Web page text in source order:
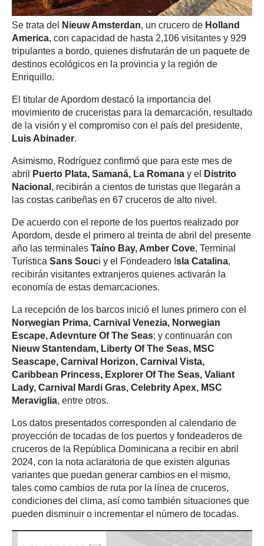
Se trata del Nieuw Amsterdan, un crucero de Holland
America, con capacidad de hasta 2,106 visitantes y 929
tripulantes a bordo, quienes disfrutarán de un paquete de
destinos ecológicos en la provincia y la región de
Enriquillo.
El titular de Apordom destacó la importancia del
movimiento de cruceristas para la demarcación, resultado
de la visión y el compromiso con el país del presidente,
Luis Abinader.
Asimismo, Rodríguez confirmó que para este mes de
abril
Puerto Plata, Samaná, La Romana y el
Distrito
Nacional , recibirán a cientos de turistas que llegarán a
las costas caribeñas en 67 cruceros de alto nivel.
De acuerdo con el reporte de los puertos realizado por
Apordom, desde el primero al treinta de abril del presente
año las terminales Taíno Bay, Amber Cove, Terminal
Turística Sans Souci y el Fondeadero I sla Catalina,
recibirán visitantes extranjeros quienes activarán la
economía de estas demarcaciones.
La recepción de los barcos inició el lunes primero con el
Norwegian Prima, Carnival Venezia, Norwegian
Escape, Adevnture Of The Seas; y continuarán con
Nieuw Stantendam, Liberty Of The Seas, MSC
Seascape, Carnival Horizon, Carnival Vista,
Caribbean Princess, Explorer Of The Seas, Valiant
Lady, Carnival Mardi Gras, Celebrity Apex, MSC
Meraviglia, entre otros.
Los datos presentados corresponden al calendario de
proyección de tocadas de los puertos y fondeaderos de
cruceros de la República Dominicana a recibir en abril
2024, con la nota aclaratoria de que existen algunas
variantes que puedan generar cambios en el mismo,
tales como cambios de ruta por la línea de cruceros,
condiciones del clima, así como también situaciones que
pueden disminuir o incrementar el número de tocadas.